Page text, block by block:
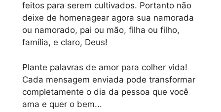
feitos para serem cultivados. Portanto não
deixe de homenagear agora sua namorada
ou namorado, pai ou mão, filha ou filho,
família, e claro, Deus!
Plante palavras de amor para colher vida!
Cada mensagem enviada pode transformar
completamente o dia da pessoa que você
ama e quer o bem...